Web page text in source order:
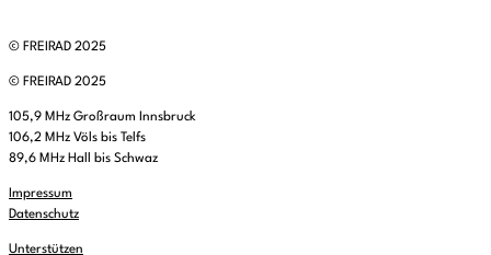
© FREIRAD 2025
© FREIRAD 2025
105,9 MHz Großraum Innsbruck
106,2 MHz Völs bis Telfs
89,6 MHz Hall bis Schwaz
Impressum
Datenschutz
Unterstützen